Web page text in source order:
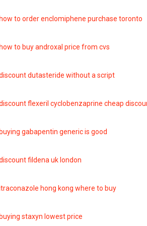
how to order enclomiphene purchase toronto
how to buy androxal price from cvs
dutasteride without a script
flexeril cyclobenzaprine cheap
buying gabapentin generic is good
fildena uk london
hong kong where to buy
buying staxyn lowest price